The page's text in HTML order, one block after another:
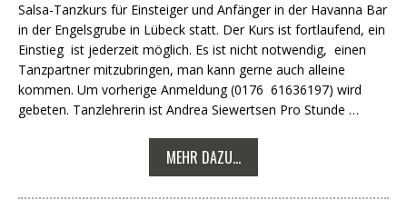
Salsa-Tanzkurs für Einsteiger und Anfänger in der Havanna Bar
in der Engelsgrube in Lübeck statt. Der Kurs ist fortlaufend, ein
Einstieg ist jederzeit möglich. Es ist nicht notwendig, einen
Tanzpartner mitzubringen, man kann gerne auch alleine
kommen. Um vorherige Anmeldung (0176 61636197) wird
gebeten. Tanzlehrerin ist Andrea Siewertsen Pro Stunde …
MEHR DAZU...